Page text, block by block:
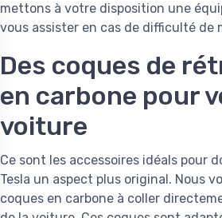
mettons à votre disposition une
vous assister en cas de difficulté de
Des coques de
en carbone pour
voiture
Ce sont les accessoires idéals pour
Tesla un aspect plus original. Nous
coques en carbone à coller